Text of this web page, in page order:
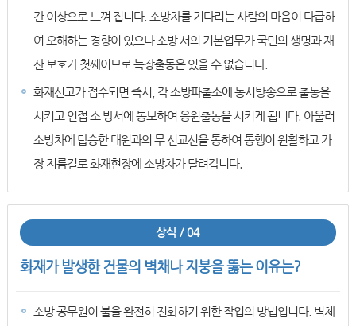
간 이상으로 느껴 집니다. 소방차를 기다리는 사람의 마음이 다급하
여 오해하는 경향이 있으나 소방 서의 기본업무가 국민의 생명과 재
산 보호가 첫째이므로 늑장출동은 있을 수 없습니다.
화재신고가 접수되면 즉시, 각 소방파출소에 동시방송으로 출동을
시키고 인접 소 방서에 통보하여 응원출동을 시키게 됩니다. 아울러
소방차에 탑승한 대원과의 무 선교신을 통하여 통행이 원활하고 가
장 지름길로 화재현장에 소방차가 달려갑니다.
상식 / 04
화재가 발생한 건물의 벽채나 지붕을 뚫는 이유는?
소방 공무원이 불을 완전히 진화하기 위한 작업의 방법입니다. 벽체